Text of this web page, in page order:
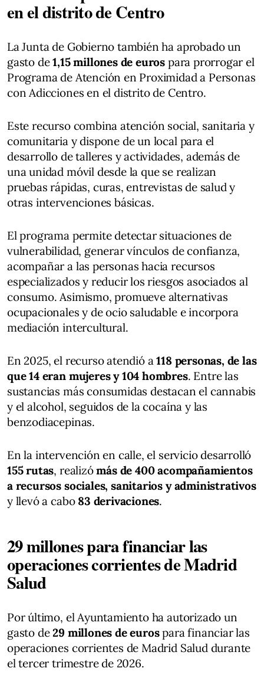
en el distrito de Centro
La Junta de Gobierno también ha aprobado un
gasto de1,15 millones de euros para prorrogar el
Programa de Atención en Proximidad a Personas
con Adicciones en el distrito de Centro.
Este recurso combina atención social, sanitaria y
comunitaria y dispone de un local para el
desarrollo de talleres y actividades, además de
una unidad móvil desde la que se realizan
pruebas rápidas, curas, entrevistas de salud y
otras intervenciones básicas.
El programa permite detectar situaciones de
vulnerabilidad, generar vínculos de confianza,
acompañar a las personas hacia recursos
especializados y reducir los riesgos asociados al
consumo. Asimismo, promueve alternativas
ocupacionales y de ocio saludable e incorpora
mediación intercultural.
En 2025, el recurso atendió a118 personas, de las
que 14 eran mujeres y 104 hombres. Entre las
sustancias más consumidas destacan el cannabis
y el alcohol, seguidos de la cocaína y las
benzodiacepinas.
En la intervención en calle, el servicio desarrolló
155 rutas, realizómás de 400 acompañamientos
a recursos sociales, sanitarios y administrativos
y llevó a cabo 83 derivaciones.
29 millones para financiar las
operaciones corrientes de Madrid
Salud
Por último, el Ayuntamiento ha autorizado un
gasto de29 millones de eurospara financiar las
operaciones corrientes de Madrid Salud durante
el tercer trimestre de 2026.